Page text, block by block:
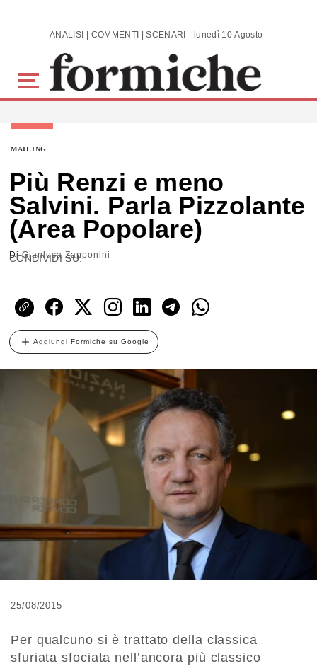
Skip to main content ANALISI | COMMENTI | SCENARI - lunedì 10 Agosto 2026
MAILING
Più Renzi e meno
Salvini. Parla Pizzolante
(Area Popolare)
DiGianluca Zapponini
CONDIVIDI SU:
Aggiungi Formiche su Google
25/08/2015
Per qualcuno si è trattato della classica
sfuriata sfociata nell’ancora più classico